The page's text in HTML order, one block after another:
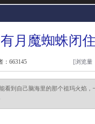
月魔蜘蛛闭
：663145 [浏览量
看到自己脑海里的那个祖玛火焰